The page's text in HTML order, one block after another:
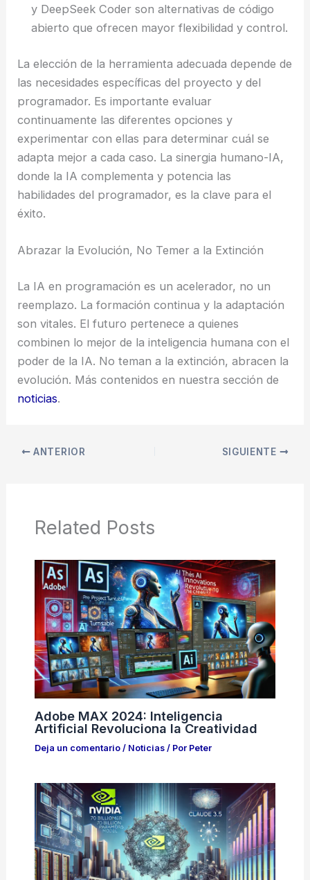
y DeepSeek Coder son alternativas de código
abierto que ofrecen mayor flexibilidad y control.
La elección de la herramienta adecuada depende de
las necesidades específicas del proyecto y del
programador. Es importante evaluar
continuamente las diferentes opciones y
experimentar con ellas para determinar cuál se
adapta mejor a cada caso. La sinergia humano-IA,
donde la IA complementa y potencia las
habilidades del programador, es la clave para el
éxito.
Abrazar la Evolución, No Temer a la Extinción
La IA en programación es un acelerador, no un
reemplazo. La formación continua y la adaptación
son vitales. El futuro pertenece a quienes
combinen lo mejor de la inteligencia humana con el
poder de la IA. No teman a la extinción, abracen la
evolución. Más contenidos en nuestra sección de
noticias.
ANTERIOR SIGUIENTE
Related Posts
Adobe MAX 2024: Inteligencia
Artificial Revoluciona la Creatividad
Deja un comentario / Noticias/ Por Peter